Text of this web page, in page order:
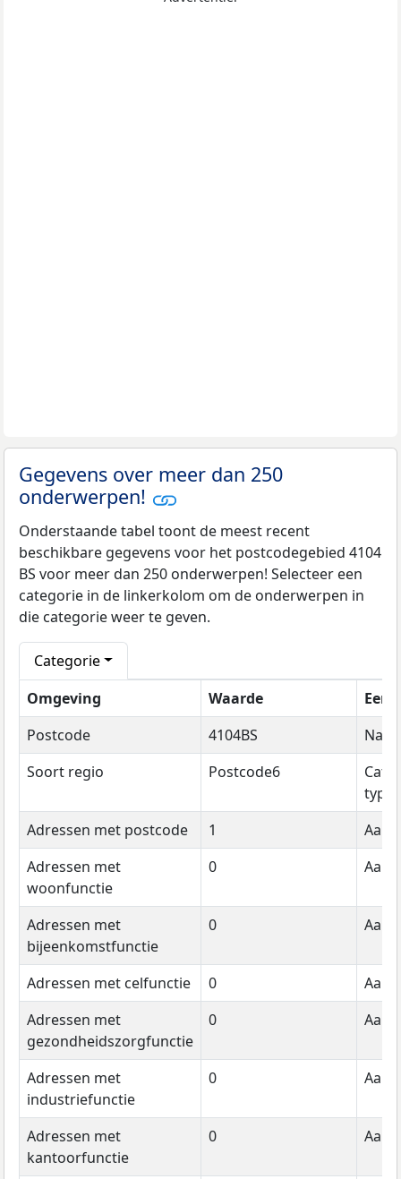
Gegevens over meer dan 250
onderwerpen!
Onderstaande tabel toont de meest recent
beschikbare gegevens voor het postcodegebied 4104
BS voor meer dan 250 onderwerpen! Selecteer een
categorie in de linkerkolom om de onderwerpen in
die categorie weer te geven.
Categorie
Omgeving
Waarde
Postcode
4104BS
Soort regio
Postcode6
type
Adressen met postcode
1
Adressen met
woonfunctie
0
Adressen met
bijeenkomstfunctie
0
Adressen met celfunctie 0
Adressen met
gezondheidszorgfunctie
0
Adressen met
industriefunctie
0
Adressen met
kantoorfunctie
0